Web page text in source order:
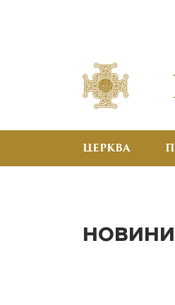
ЦЕРКВА
НОВИНИ